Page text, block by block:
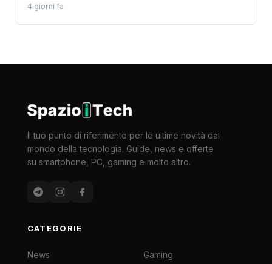
4 giorni fa
Il tuo punto di riferimento per le ultime novità dal
mondo della tecnologia. Guide, news e offerte
su smartphone, PC, gaming e molto altro.
CATEGORIE
News
Gaming